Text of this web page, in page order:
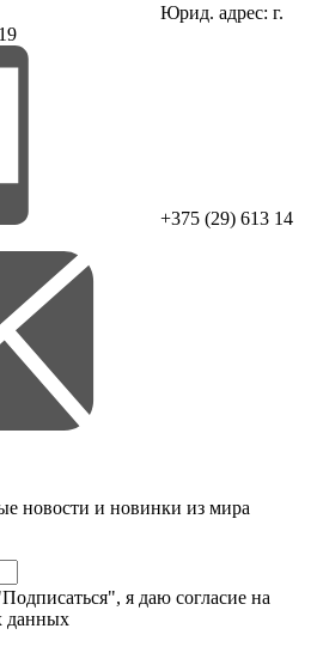
Юрид. адрес: г.
+375 (29) 613 14
новости и новинки из мира
я даю согласие на
данных